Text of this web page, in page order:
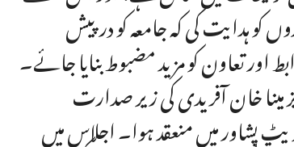
کو ہدایت کی کہ جامعہ کو درپیش
اور تعاون کو مزید مضبوط بنایا جائے۔
مینا خان آفریدی کی زیر صدارت
پشاور میں منعقد ہوا۔ اجلاس میں